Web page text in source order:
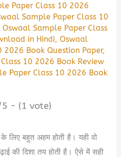
Paper Class 10 2026
Sample Paper Class 10
Oswaal Sample Paper Class
in Hindi,Oswaal
2026 Book Question Paper,
10 2026 Book Review
Paper Class 10 2026 Book
- (1 vote)
लिए बहुत अहम होती है। यही वो
की दिशा तय होती है। ऐसे में सही